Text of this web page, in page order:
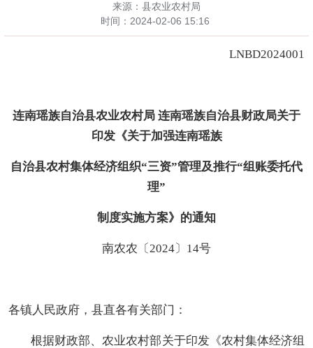
来源：县农业农村局
时间： 2024-02-06 15:16
LNBD2024001
连南瑶族自治县农业农村局 连南瑶族自治县财政局关于
印发《关于加强连南瑶族
自治县农村集体经济组织“三资”管理及推行“组账委托代
理”
制度实施方案》 的通知
南农农〔2024〕 14号
各镇人民政府，县直各有关部门：
根据财政部、农业农村部关于印发《农村集体经济组